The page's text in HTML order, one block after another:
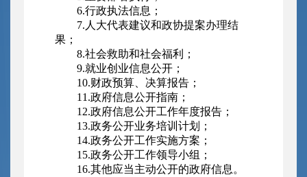
6.行政执法信息；
7.人大代表建议和政协提案办理结
果；
8.社会救助和社会福利；
9.就业创业信息公开；
10.财政预算、决算报告；
11.政府信息公开指南；
12.政府信息公开工作年度报告；
13.政务公开业务培训计划；
14.政务公开工作实施方案；
15.政务公开工作领导小组；
16.其他应当主动公开的政府信息。